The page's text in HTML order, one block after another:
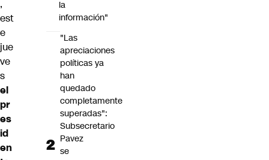
,
est
e
jue
ve
s
el
pr
es
id
en
la
información"
"Las
apreciaciones
políticas ya
han
quedado
completamente
superadas":
Subsecretario
Pavez
se